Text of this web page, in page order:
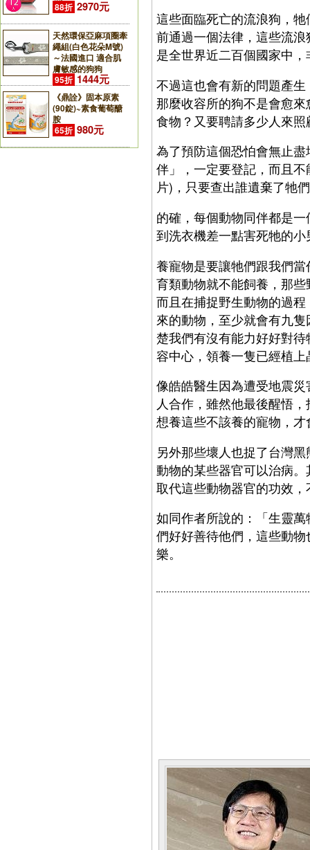
88折 2970元
天然環保亞麻項圈牽
繩組(白色花朵M號)
～法國進口 適合肌
膚敏感的狗狗
95折 1444元
《鼎詮》固本原素
(90錠)~素食葡萄醣
胺
65折 980元
這些面臨死亡的流浪狗，
前通過一個法律，這些流
是全世界近二百個國家中
不過這也會有新的問題產
那麼收容所的狗不是會愈
食物？又要聘請多少人來
為了預防這個恐怕會無止
伴」，一定要登記，而且
片)，只要查出誰遺棄了牠
的確，每個動物同伴都是
到洗衣機差一點害死牠的
養寵物是要讓牠們跟我們
育類動物就不能飼養，那
而且在捕捉野生動物的過
來的動物，至少就會有九
楚我們有沒有能力好好對
容中心，領養一隻已經植
像皓皓醫生因為遭受地震
人合作，雖然他最後醒悟
想養這些不該養的寵物，
另外那些壞人也捉了台灣
動物的某些器官可以治病
取代這些動物器官的功效
如同作者所說的：「生靈
們好好善待他們，這些動
樂。